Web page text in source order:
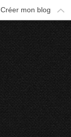
Créer mon blog